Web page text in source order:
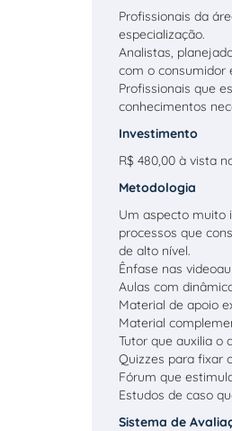
Profissionais da
especialização.
Analistas,
com o consumidor
Profissionais que
conhecimentos
Investimento
R$ 480,00 à vista
Metodologia
Um aspecto muito
processos que
de alto nível.
Ênfase nas
Aulas com
Material de apoio
Material
Tutor que auxilia o
Quizzes para fixar
Fórum que
Estudos de caso
Sistema de